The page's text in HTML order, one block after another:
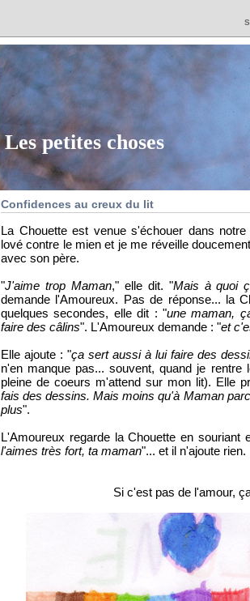
Les petites choses
Confidences au creux du lit
La Chouette est venue s'échouer dans
lové contre le mien et je me réveille
avec son père.
"J'aime trop Maman," elle dit. "Mais à quoi
demande l'Amoureux. Pas de réponse... la
quelques secondes, elle dit : "une maman,
faire des câlins". L'Amoureux demande : "et
Elle ajoute : "ça sert aussi à lui faire des
n'en manque pas... souvent, quand je rentre
pleine de coeurs m'attend sur mon lit). Elle
fais des dessins. Mais moins qu'à Maman
plus".
L'Amoureux regarde la Chouette en souriant
l'aimes très fort, ta maman"... et il n'ajoute rien.
Si c'est pas de l'amour,